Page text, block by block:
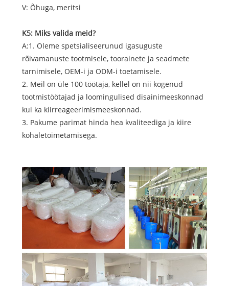
V: Õhuga, meritsi
K5: Miks valida meid?
A:1. Oleme spetsialiseerunud igasuguste
rõivamanuste tootmisele, toorainete ja seadmete
tarnimisele, OEM-i ja ODM-i toetamisele.
2. Meil ​​on üle 100 töötaja, kellel on nii kogenud
tootmistöötajad ja loomingulised disainimeeskonnad
kui ka kiirreageerimismeeskonnad.
3. Pakume parimat hinda hea kvaliteediga ja kiire
kohaletoimetamisega.